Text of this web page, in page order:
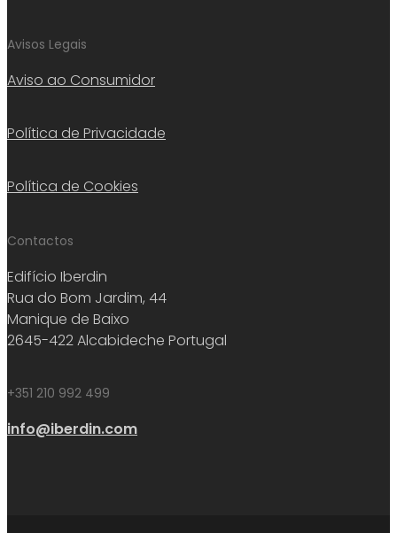
Avisos Legais
Aviso ao Consumidor
Política de Privacidade
Política de Cookies
Contactos
Edifício Iberdin
Rua do Bom Jardim, 44
Manique de Baixo
2645-422 Alcabideche Portugal
+351 210 992 499
info@iberdin.com